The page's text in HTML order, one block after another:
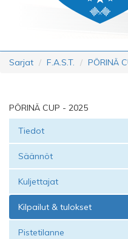
Sarjat F.A.S.T. PÖRINÄ
PÖRINÄ CUP - 2025
Tiedot
Säännöt
Kuljettajat
Kilpailut & tulokset
Pistetilanne